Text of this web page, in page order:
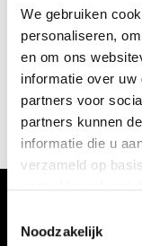
We gebruiken
personaliseren,
en om ons
informatie over
partners voor
partners kunnen
informatie die u
verzameld op
Noodzakelijk
Welke plaats vind jij
Holland? Ko
‘Carillon’. ‘Zo
Helden der
mannen die in
Zoals Dorus Rijkers.
En Michiel de
invasievloot naar
VERHALEN